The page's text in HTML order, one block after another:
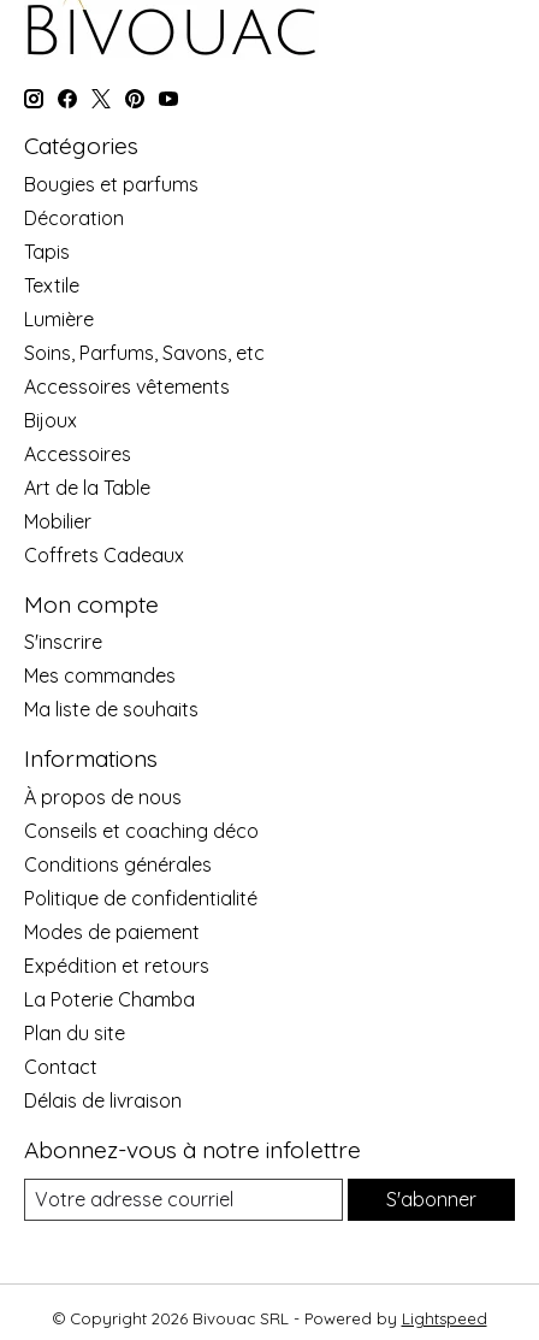
Catégories
Bougies et parfums
Décoration
Tapis
Textile
Lumière
Soins, Parfums, Savons, etc
Accessoires vêtements
Bijoux
Accessoires
Art de la Table
Mobilier
Coffrets Cadeaux
Mon compte
S'inscrire
Mes commandes
Ma liste de souhaits
Informations
À propos de nous
Conseils et coaching déco
Conditions générales
Politique de confidentialité
Modes de paiement
Expédition et retours
La Poterie Chamba
Plan du site
Contact
Délais de livraison
Abonnez-vous à notre infolettre
S'abonner
© Copyright 2026 Bivouac SRL - Powered by Lightspeed